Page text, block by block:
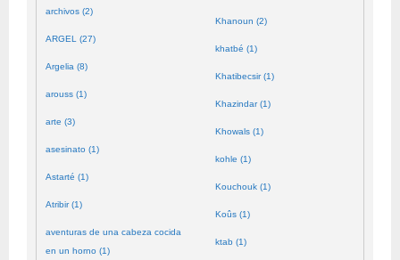
archivos (2)
ARGEL (27)
Argelia (8)
arouss (1)
arte (3)
asesinato (1)
Astarté (1)
Atribir (1)
aventuras de una cabeza cocida
en un horno (1)
Khanoun (2)
khatbé (1)
Khatibecsir (1)
Khazindar (1)
Khowals (1)
kohle (1)
Kouchouk (1)
Koûs (1)
ktab (1)